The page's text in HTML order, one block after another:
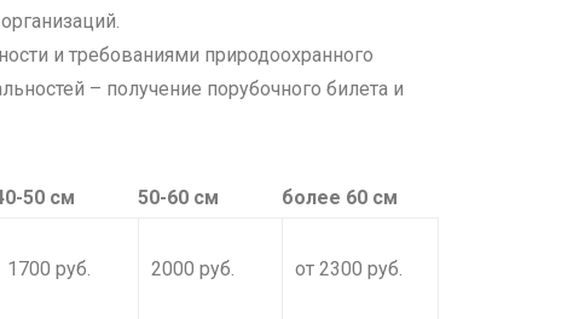
и требованиями природоохранного
– получение порубочного билета и
50 см 50-60 см более 60 см
1700 руб. 2000 руб. от 2300 руб.